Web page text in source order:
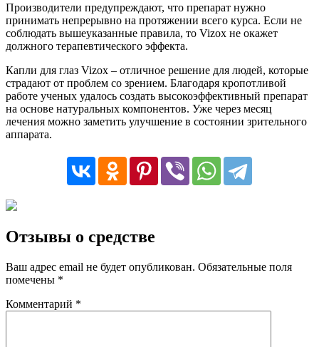
Производители предупреждают, что препарат нужно
принимать непрерывно на протяжении всего курса. Если не
соблюдать вышеуказанные правила, то Vizox не окажет
должного терапевтического эффекта.
Капли для глаз Vizox – отличное решение для людей, которые
страдают от проблем со зрением. Благодаря кропотливой
работе ученых удалось создать высокоэффективный препарат
на основе натуральных компонентов. Уже через месяц
лечения можно заметить улучшение в состоянии зрительного
аппарата.
Отзывы о средстве
Ваш адрес email не будет опубликован. Обязательные поля
помечены *
Комментарий *